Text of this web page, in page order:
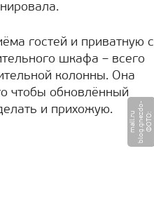
гостей и приватную с
шкафа – всего
колонны. Она
чтобы обновлённый
и прихожую.
Ф
О
Т
О
:
b
l
o
g.
g
n
e
z
d
o
-m
a
l
l.
r
u